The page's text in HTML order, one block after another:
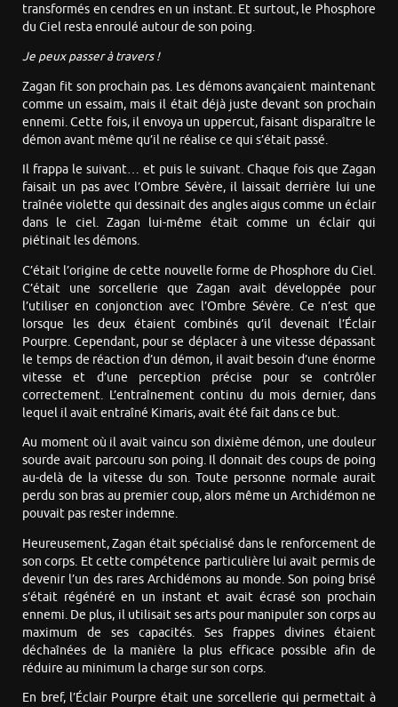
transformés en cendres en un instant. Et surtout, le Phosphore
du Ciel resta enroulé autour de son poing.
Je peux passer à travers !
Zagan fit son prochain pas. Les démons avançaient maintenant
comme un essaim, mais il était déjà juste devant son prochain
ennemi. Cette fois, il envoya un uppercut, faisant disparaître le
démon avant même qu’il ne réalise ce qui s’était passé.
Il frappa le suivant… et puis le suivant. Chaque fois que Zagan
faisait un pas avec l’Ombre Sévère, il laissait derrière lui une
traînée violette qui dessinait des angles aigus comme un éclair
dans le ciel. Zagan lui-même était comme un éclair qui
piétinait les démons.
C’était l’origine de cette nouvelle forme de Phosphore du Ciel.
C’était une sorcellerie que Zagan avait développée pour
l’utiliser en conjonction avec l’Ombre Sévère. Ce n’est que
lorsque les deux étaient combinés qu’il devenait l’Éclair
Pourpre. Cependant, pour se déplacer à une vitesse dépassant
le temps de réaction d’un démon, il avait besoin d’une énorme
vitesse et d’une perception précise pour se contrôler
correctement. L’entraînement continu du mois dernier, dans
lequel il avait entraîné Kimaris, avait été fait dans ce but.
Au moment où il avait vaincu son dixième démon, une douleur
sourde avait parcouru son poing. Il donnait des coups de poing
au-delà de la vitesse du son. Toute personne normale aurait
perdu son bras au premier coup, alors même un Archidémon ne
pouvait pas rester indemne.
Heureusement, Zagan était spécialisé dans le renforcement de
son corps. Et cette compétence particulière lui avait permis de
devenir l’un des rares Archidémons au monde. Son poing brisé
s’était régénéré en un instant et avait écrasé son prochain
ennemi. De plus, il utilisait ses arts pour manipuler son corps au
maximum de ses capacités. Ses frappes divines étaient
déchaînées de la manière la plus efficace possible afin de
réduire au minimum la charge sur son corps.
En bref, l’Éclair Pourpre était une sorcellerie qui permettait à